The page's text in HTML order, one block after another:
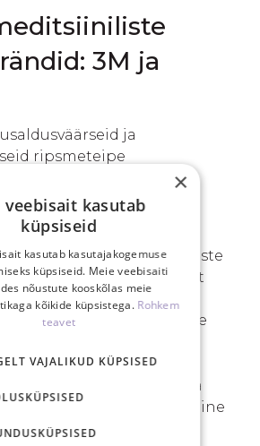
3M ja
ja
ripsmeteipe
meditsiinivaldkonna
– ühed enimkasutatavad
teibid ripsmepikenduste
3M on ülemaailmselt
kaubamärk, mis on
professionaalsetele
– tippkvaliteediga
millel on üle 100 aasta
Nende Skinergate kirurgiline
ripsmetehnikute
×
veebisait kasutab
küpsiseid
kasutab kasutajakogemuse
küpsiseid. Meie veebisaiti
nõustute kooskõlas meie
kõikide küpsistega. Rohkem
teavet
VAJALIKUD KÜPSISED